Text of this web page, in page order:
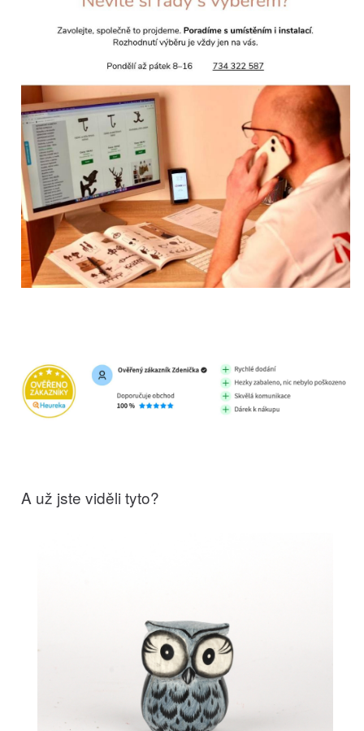
A už jste viděli tyto?